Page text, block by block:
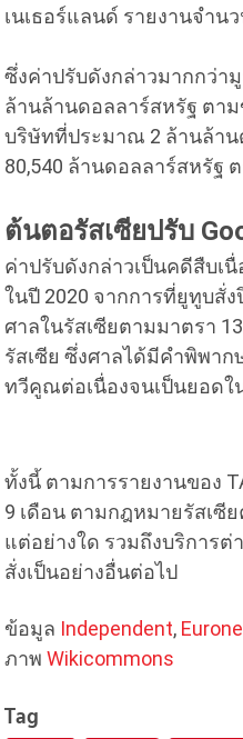
เนเธอร์แลนด์ รายงานจำ
ซึ่งค่าปรับดังกล่าวมากกว่า
ล้านล้านดอลลาร์สหรัฐ ตา
บริษัทที่ประมาณ 2 ล้านล้าน
80,540 ล้านดอลลาร์สหรัฐ
ต้นตอรัสเซียปรับ
ค่าปรับดังกล่าวเป็นคดีสืบเ
ในปี 2020 จากการที่ยูทูบสั่
ศาลในรัสเซียตามมาตรา
รัสเซีย ซึ่งศาลได้มีคำพิพา
ทวีคูณต่อเนื่องจนเป็นยอดใ
ทั้งนี้ ตามการรายงานของ
9 เดือน ตามกฎหมายรัสเซี
แต่อย่างใด รวมถึงบริการต่
สั่งเป็นอย่างอื่นต่อไป
ข้อมูล Independent,
ภาพ Wikicommons
Tag